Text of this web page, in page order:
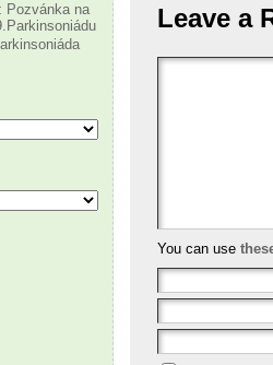
: Pozvánka na
Leave a
You can use